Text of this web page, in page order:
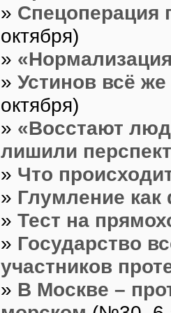
» Спецоперация
октября)
»
» Устинов всё
октября)
» «Восстают
лишили
» Что
» Глумление
» Тест на
» Государство
участников
» В Москве –